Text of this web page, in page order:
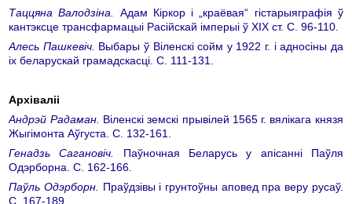
Таццяна Валодзіна.
Адам Кіркор і „краёвая“ гістарыяграфія ў
кантэксце трансфармацыі Расійскай імперыі ў XIX ст. С. 96-110.
Алесь Пашкевіч. Выбары ў Вiленскi сойм у 1922 г. і адносiны да
іх беларускай грамадскасцi. С. 111-131.
Архіваліі
Андрэй Радаман. Віленскі земскі прывілей 1565 г. вялікага князя
Жыгімонта Аўгуста. С. 132-161.
Генадзь Сагановіч.
Паўночная Беларусь у апісанні Паўля
Одэрборна. С. 162-166.
Паўль Одэрборн.
Праўдзівы і грунтоўны аповед пра веру русаў.
С. 167-189.